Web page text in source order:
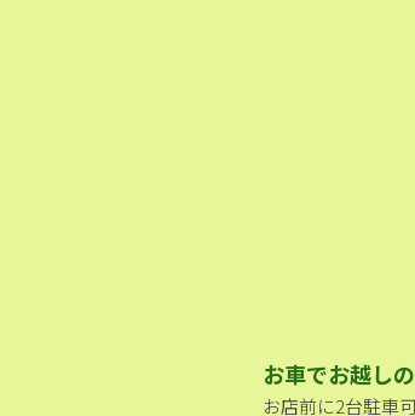
お車でお越し
お店前に2台駐車